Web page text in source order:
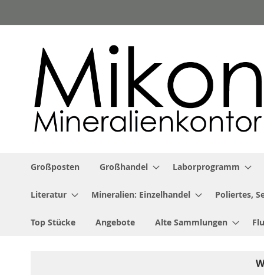
Inhalt
Großposten Großhandel Laborprogramm
Literatur Mineralien: Einzelhandel Poliertes,
Top Stücke Angebote Alte Sammlungen